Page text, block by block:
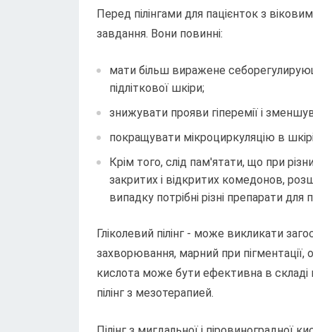
Перед пілінгами для пацієнток з
завдання. Вони повинні:
мати більш виражене
підліткової шкіри;
знижувати прояви гіперемії і
покращувати мікроциркуляцію в
Крім того, слід пам'ятати, що при
закритих і відкритих комедонов,
випадку потрібні різні препарати для
Гліколевий пілінг - може викликати
захворювання, марний при пігментації,
кислота може бути ефективна в складі
пілінг з мезотерапией.